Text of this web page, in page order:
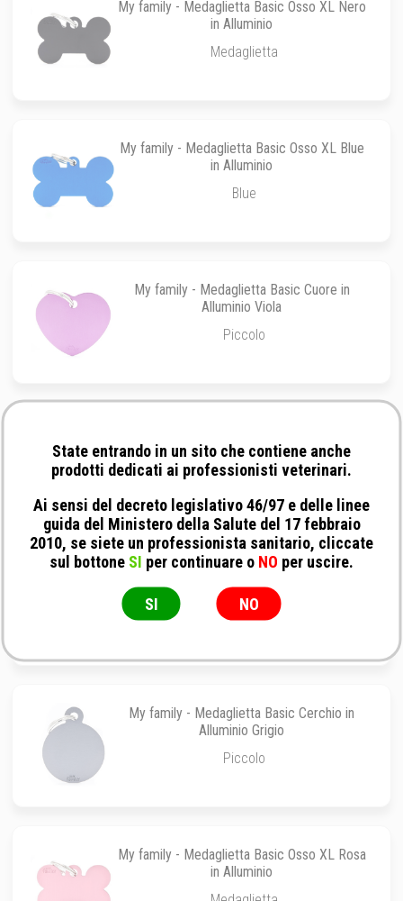
My family - Medaglietta Basic Osso XL Nero
in Alluminio
Medaglietta
My family - Medaglietta Basic Osso XL Blue
in Alluminio
Blue
My family - Medaglietta Basic Cuore in
Alluminio Viola
Piccolo
con QR Code
Medaglietta
My family - Medaglietta Basic Osso XL Viola
in Alluminio
Medaglietta
My family - Medaglietta Basic Cerchio in
Alluminio Grigio
Piccolo
My family - Medaglietta Basic Osso XL Rosa
in Alluminio
State entrando in un sito che contiene anche
prodotti dedicati ai professionisti veterinari.
Ai sensi del decreto legislativo 46/97 e delle linee
guida del Ministero della Salute del 17 febbraio
2010, se siete un professionista sanitario, cliccate
sul bottone SI per continuare o NO per uscire.
SI NO